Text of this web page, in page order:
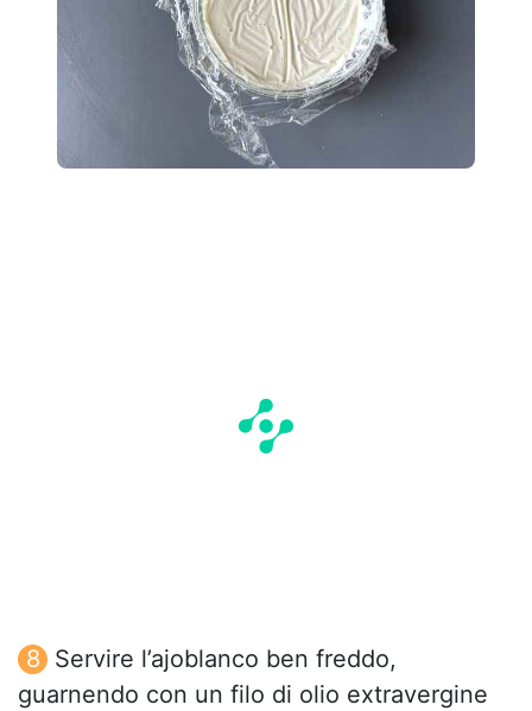
Servire l’ajoblanco ben freddo,
guarnendo con un filo di olio extravergine